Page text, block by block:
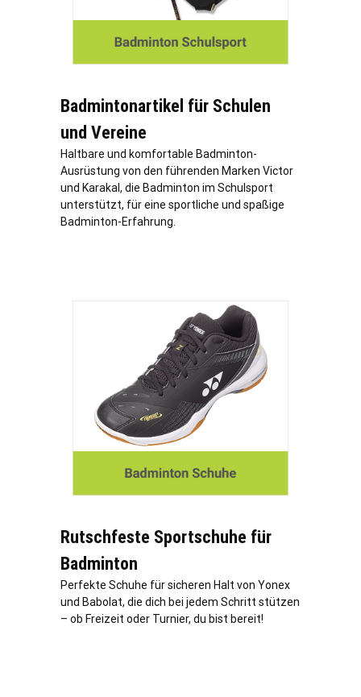
Badmintonartikel für Schulen
und Vereine
Haltbare und komfortable Badminton-
Ausrüstung von den führenden Marken Victor
und Karakal, die Badminton im Schulsport
unterstützt, für eine sportliche und spaßige
Badminton-Erfahrung.
Rutschfeste Sportschuhe für
Badminton
Perfekte Schuhe für sicheren Halt von Yonex
und Babolat, die dich bei jedem Schritt stützen
– ob Freizeit oder Turnier, du bist bereit!